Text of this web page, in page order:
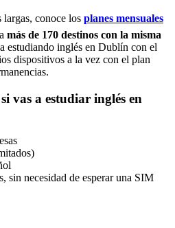
conoce los planes mensuales
más de 170 destinos con la misma
estudiando inglés en Dublín con el
dispositivos a la vez con el plan
vas a estudiar inglés en
sin necesidad de esperar una SIM